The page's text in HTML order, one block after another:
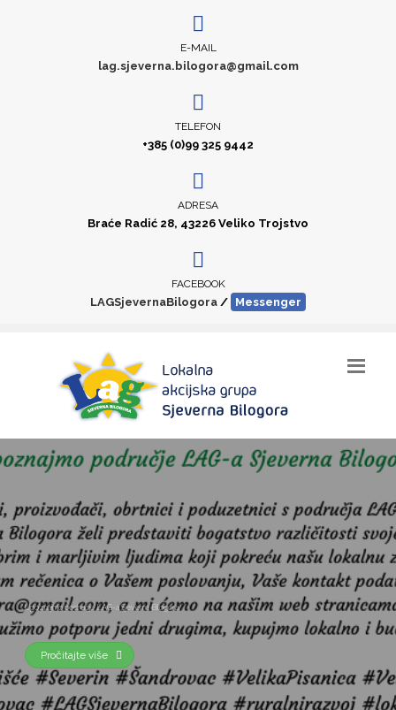
E-MAIL
lag.sjeverna.bilogora@gmail.com
TELEFON
+385 (0)99 325 9442
ADRESA
Braće Radić 28, 43226 Veliko Trojstvo
FACEBOOK
LAGSjevernaBilogora / Messenger
Upoznajmo područje LAG-a Sjeverna Bilogora
Pročitajte više